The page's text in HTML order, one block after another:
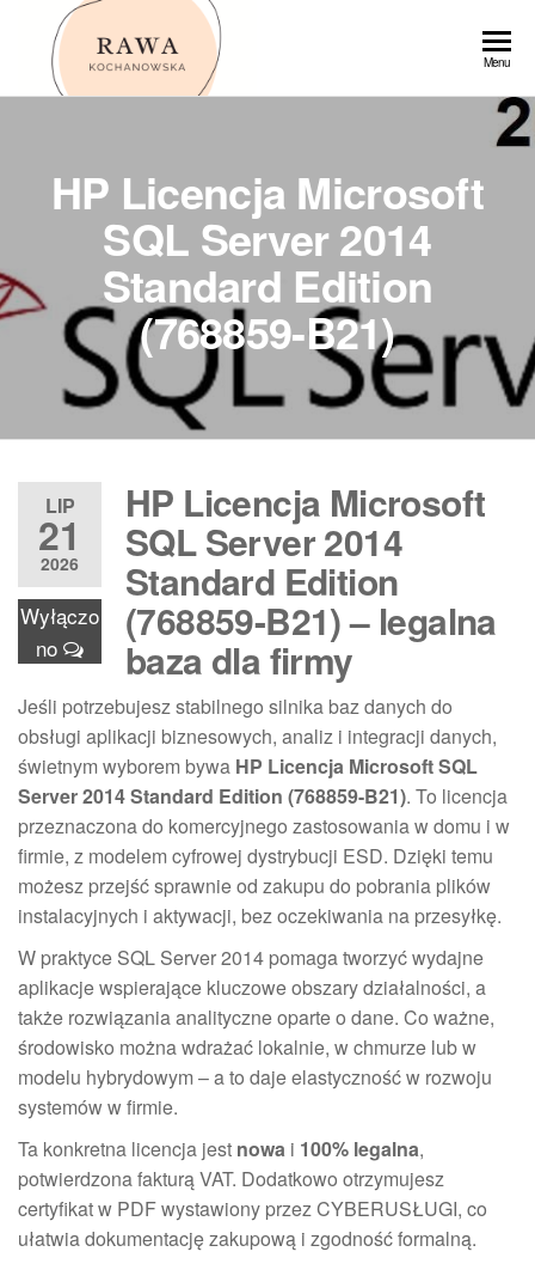
Przejdź
Menu
HP Licencja Microsoft
SQL Server 2014
Standard Edition
(768859-B21)
LIP
21
2026
Wyłączo
no
HP Licencja Microsoft
SQL Server 2014
Standard Edition
(768859-B21) – legalna
baza dla firmy
Jeśli potrzebujesz stabilnego silnika baz danych do
obsługi aplikacji biznesowych, analiz i integracji danych,
świetnym wyborem bywa HP Licencja Microsoft SQL
Server 2014 Standard Edition (768859-B21). To licencja
przeznaczona do komercyjnego zastosowania w domu i w
firmie, z modelem cyfrowej dystrybucji ESD. Dzięki temu
możesz przejść sprawnie od zakupu do pobrania plików
instalacyjnych i aktywacji, bez oczekiwania na przesyłkę.
W praktyce SQL Server 2014 pomaga tworzyć wydajne
aplikacje wspierające kluczowe obszary działalności, a
także rozwiązania analityczne oparte o dane. Co ważne,
środowisko można wdrażać lokalnie, w chmurze lub w
modelu hybrydowym – a to daje elastyczność w rozwoju
systemów w firmie.
Ta konkretna licencja jest nowa i 100% legalna,
potwierdzona fakturą VAT. Dodatkowo otrzymujesz
certyfikat w PDF wystawiony przez CYBERUSŁUGI, co
ułatwia dokumentację zakupową i zgodność formalną.